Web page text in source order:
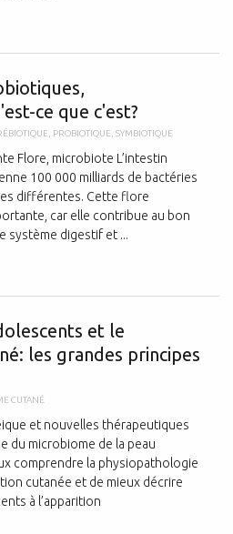
ce que c'est?
PROBIOTIQUE SYMBIOTIQUE
Flore, microbiote L’intestin
100 000 milliards de bactéries
différentes. Cette flore
car elle contribue au bon
système digestif et ...
et le
les grandes principes
CUTANÉ
et nouvelles thérapeutiques
du microbiome de la peau
comprendre la physiopathologie
cutanée et de mieux décrire
à l’apparition